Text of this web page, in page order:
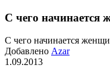
С чего начинается
С чего начинается
Добавлено Azar
1.09.2013